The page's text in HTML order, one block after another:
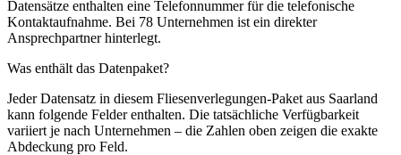
Datensätze enthalten eine Telefonnummer für die telefonische
Kontaktaufnahme. Bei 78 Unternehmen ist ein direkter
Ansprechpartner hinterlegt.
Was enthält das Datenpaket?
Jeder Datensatz in diesem Fliesenverlegungen-Paket aus Saarland
kann folgende Felder enthalten. Die tatsächliche Verfügbarkeit
variiert je nach Unternehmen – die Zahlen oben zeigen die exakte
Abdeckung pro Feld.